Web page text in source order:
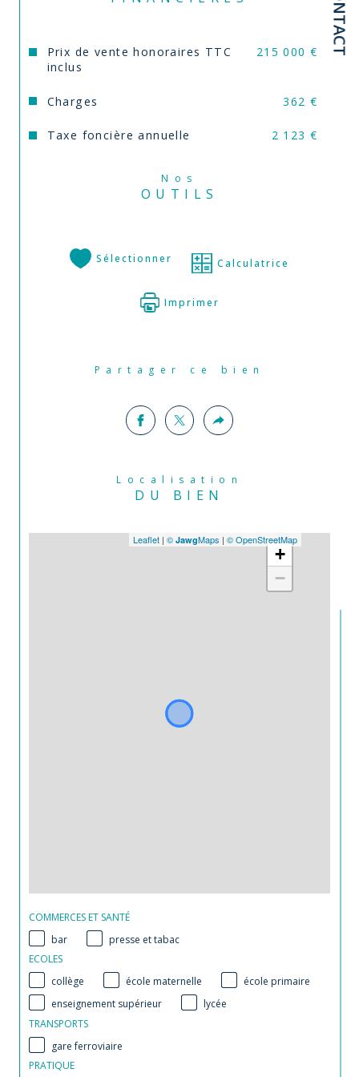
CONTACT
Prix de vente honoraires TTC
inclus
215 000 €
Charges 362 €
Taxe foncière annuelle 2 123 €
Nos
OUTILS
Sélectionner Calculatrice
Imprimer
Partager ce bien
Localisation
DU BIEN
+
−
Leaflet | © JawgMaps | © OpenStreetMap
COMMERCES ET SANTÉ
bar
presse et tabac
ECOLES
collège
école maternelle
école primaire
enseignement supérieur
lycée
TRANSPORTS
gare ferroviaire
PRATIQUE